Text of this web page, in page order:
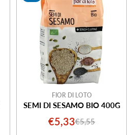
FIOR DI LOTO
SEMI DI SESAMO BIO 400G
Prezzo
€5,33Prezzo
€5,55